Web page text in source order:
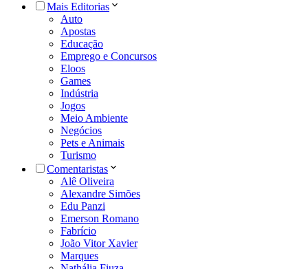
Mais Editorias
Auto
Apostas
Educação
Emprego e Concursos
Eloos
Games
Indústria
Jogos
Meio Ambiente
Negócios
Pets e Animais
Turismo
Comentaristas
Alê Oliveira
Alexandre Simões
Edu Panzi
Emerson Romano
Fabrício
João Vitor Xavier
Marques